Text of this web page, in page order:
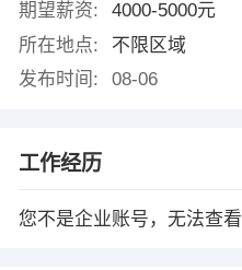
期望薪资:
4000-5000元
所在地点:
不限区域
发布时间:
08-06
工作经历
您不是企业账号，无法查看